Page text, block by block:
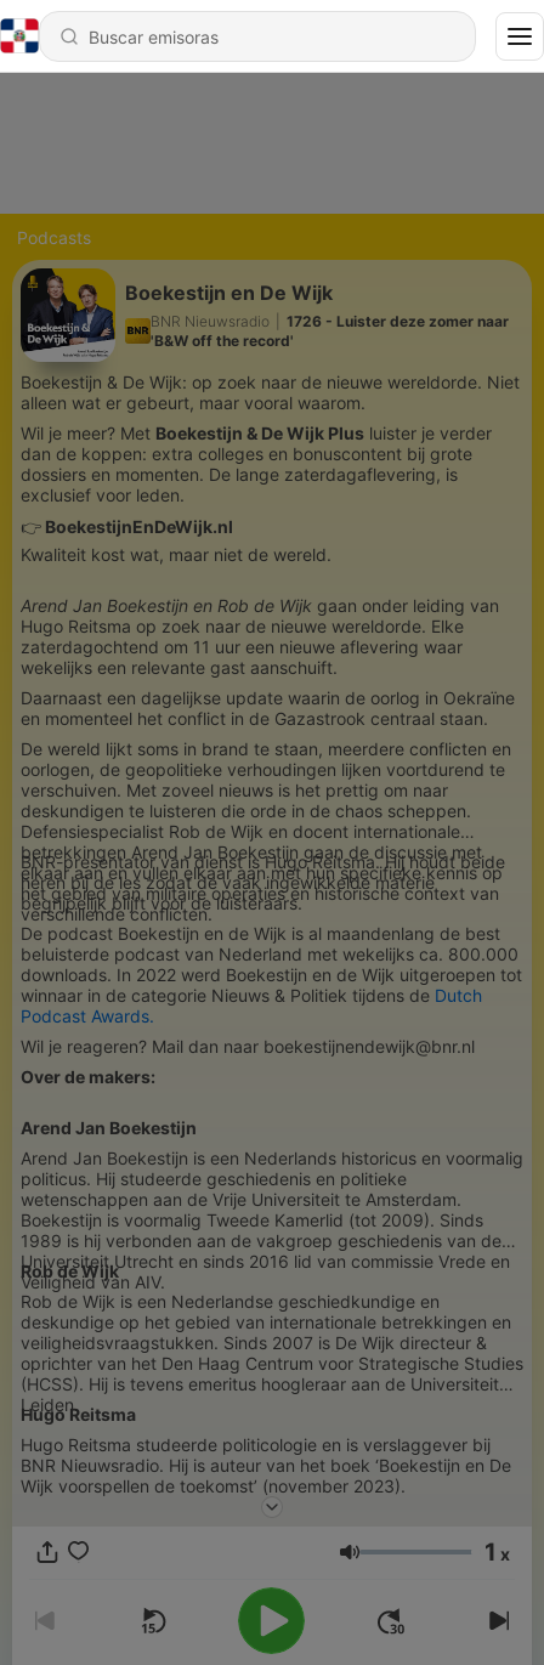
Podcasts
Boekestijn en De Wijk
BNR Nieuwsradio
1726 - Luister deze zomer naar
'B&W off the record'
Boekestijn & De Wijk: op zoek naar de nieuwe wereldorde. Niet
alleen wat er gebeurt, maar vooral waarom.
Wil je meer? Met Boekestijn & De Wijk Plus luister je verder
dan de koppen: extra colleges en bonuscontent bij grote
dossiers en momenten. De lange zaterdagaflevering, is
exclusief voor leden.
👉 BoekestijnEnDeWijk.nl
Kwaliteit kost wat, maar niet de wereld.
Arend Jan Boekestijn en Rob de Wijk gaan onder leiding van
Hugo Reitsma op zoek naar de nieuwe wereldorde. Elke
zaterdagochtend om 11 uur een nieuwe aflevering waar
wekelijks een relevante gast aanschuift.
Daarnaast een dagelijkse update waarin de oorlog in Oekraïne
en momenteel het conflict in de Gazastrook centraal staan.
De wereld lijkt soms in brand te staan, meerdere conflicten en
oorlogen, de geopolitieke verhoudingen lijken voortdurend te
verschuiven. Met zoveel nieuws is het prettig om naar
deskundigen te luisteren die orde in de chaos scheppen.
Defensiespecialist Rob de Wijk en docent internationale
betrekkingen Arend Jan Boekestijn gaan de discussie met
elkaar aan en vullen elkaar aan met hun specifieke kennis op
het gebied van militaire operaties en historische context van
verschillende conflicten.
BNR-presentator van dienst is Hugo Reitsma. Hij houdt beide
heren bij de les zodat de vaak ingewikkelde materie
begrijpelijk blijft voor de luisteraars.
De podcast Boekestijn en de Wijk is al maandenlang de best
beluisterde podcast van Nederland met wekelijks ca. 800.000
downloads. In 2022 werd Boekestijn en de Wijk uitgeroepen tot
winnaar in de categorie Nieuws & Politiek tijdens de Dutch
Podcast Awards.
Wil je reageren? Mail dan naar boekestijnendewijk@bnr.nl
Over de makers:
Arend Jan Boekestijn
Arend Jan Boekestijn is een Nederlands historicus en voormalig
politicus. Hij studeerde geschiedenis en politieke
wetenschappen aan de Vrije Universiteit te Amsterdam.
Boekestijn is voormalig Tweede Kamerlid (tot 2009). Sinds
1989 is hij verbonden aan de vakgroep geschiedenis van de
Universiteit Utrecht en sinds 2016 lid van commissie Vrede en
Veiligheid van AIV.
Rob de Wijk
Rob de Wijk is een Nederlandse geschiedkundige en
deskundige op het gebied van internationale betrekkingen en
veiligheidsvraagstukken. Sinds 2007 is De Wijk directeur &
oprichter van het Den Haag Centrum voor Strategische Studies
(HCSS). Hij is tevens emeritus hoogleraar aan de Universiteit
Leiden.
Hugo Reitsma
Hugo Reitsma studeerde politicologie en is verslaggever bij
BNR Nieuwsradio. Hij is auteur van het boek ‘Boekestijn en De
Wijk voorspellen de toekomst’ (november 2023).
Volumen 1 x